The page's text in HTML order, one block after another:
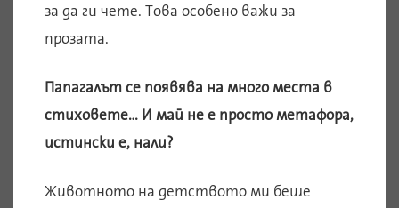
за да ги чете. Това особено важи за
прозата.
Папагалът се появява на много места в
стиховете… И май не е просто метафора,
истински е, нали?
Животното на детството ми беше